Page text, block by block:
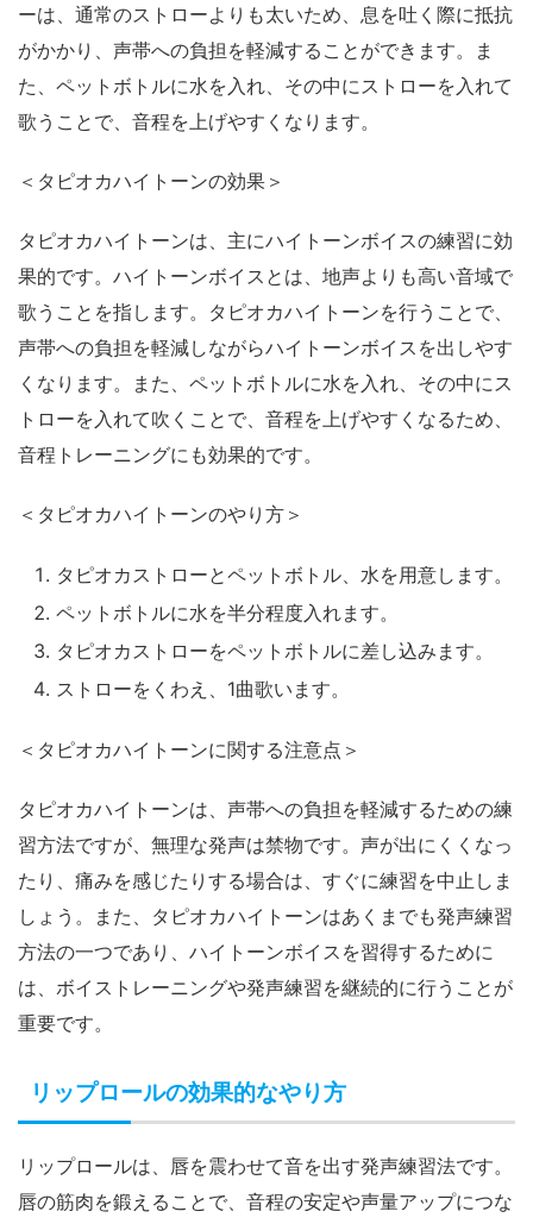
ーは、通常のストローよりも太いため、息を吐く際に抵抗
がかかり、声帯への負担を軽減することができます。ま
た、ペットボトルに水を入れ、その中にストローを入れて
歌うことで、音程を上げやすくなります。
＜タピオカハイトーンの効果＞
タピオカハイトーンは、主にハイトーンボイスの練習に効
果的です。ハイトーンボイスとは、地声よりも高い音域で
歌うことを指します。タピオカハイトーンを行うことで、
声帯への負担を軽減しながらハイトーンボイスを出しやす
くなります。また、ペットボトルに水を入れ、その中にス
トローを入れて吹くことで、音程を上げやすくなるため、
音程トレーニングにも効果的です。
＜タピオカハイトーンのやり方＞
タピオカストローとペットボトル、水を用意します。
ペットボトルに水を半分程度入れます。
タピオカストローをペットボトルに差し込みます。
ストローをくわえ、1曲歌います。
＜タピオカハイトーンに関する注意点＞
タピオカハイトーンは、声帯への負担を軽減するための練
習方法ですが、無理な発声は禁物です。声が出にくくなっ
たり、痛みを感じたりする場合は、すぐに練習を中止しま
しょう。また、タピオカハイトーンはあくまでも発声練習
方法の一つであり、ハイトーンボイスを習得するために
は、ボイストレーニングや発声練習を継続的に行うことが
重要です。
リップロールの効果的なやり方
リップロールは、唇を震わせて音を出す発声練習法です。
唇の筋肉を鍛えることで、音程の安定や声量アップにつな